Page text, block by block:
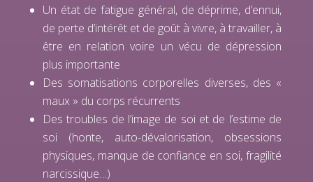
Un état de fatigue général, de déprime, d’ennui,
de perte d’intérêt et de goût à vivre, à travailler, à
être en relation voire un vécu de dépression
plus importante
Des somatisations corporelles diverses, des «
maux » du corps récurrents
Des troubles de l’image de soi et de l’estime de
soi (honte, auto-dévalorisation, obsessions
physiques, manque de confiance en soi, fragilité
narcissique…)